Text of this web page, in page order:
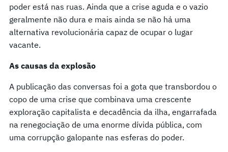
poder está nas ruas. Ainda que a crise aguda e o vazio
geralmente não dura e mais ainda se não há uma
alternativa revolucionária capaz de ocupar o lugar
vacante.
As causas da explosão
A publicação das conversas foi a gota que transbordou o
copo de uma crise que combinava uma crescente
exploração capitalista e decadência da ilha, engarrafada
na renegociação de uma enorme dívida pública, com
uma corrupção galopante nas esferas do poder.